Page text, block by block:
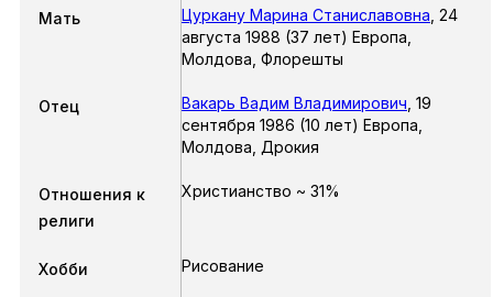
Мать Цуркану Марина Станиславовна 24
августа 1988 (37 лет) Европа,
Молдова, Флорешты
Отец Вакарь Вадим Владимирович 19
сентября 1986 (10 лет) Европа,
Молдова, Дрокия
Отношения к
религи
Христианство ~ 31%
Хобби Рисование